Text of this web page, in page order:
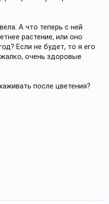
А что теперь с ней
растение, или оно
Если не будет, то я его
очень здоровые
после цветения?